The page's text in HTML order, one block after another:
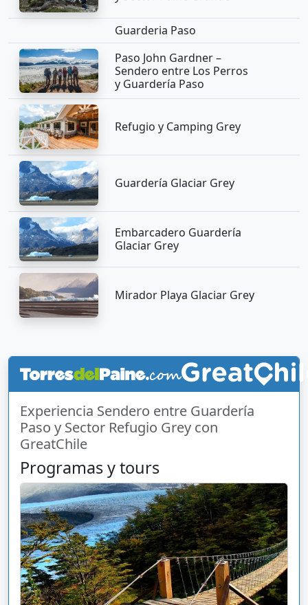
Guarderia Paso
Paso John Gardner –
Sendero entre Los Perros
y Guardería Paso
Refugio y Camping Grey
Guardería Glaciar Grey
Embarcadero Guardería
Glaciar Grey
Mirador Playa Glaciar Grey
Experiencia Sendero entre Guardería
Paso y Sector Refugio Grey con
GreatChile
Programas y tours